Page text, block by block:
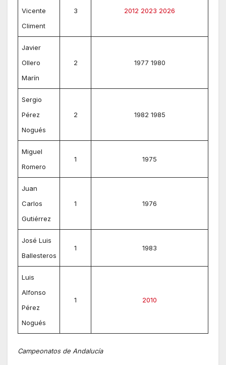
Vicente
Climent
3 2012 2023 2026
Javier
Ollero
Marín
2 1977 1980
Sergio
Pérez
Nogués
2 1982 1985
Miguel
Romero
1 1975
Juan
Carlos
Gutiérrez
1 1976
José Luis
Ballesteros
1 1983
Luis
Alfonso
Pérez
Nogués
1 2010
Campeonatos de Andalucía